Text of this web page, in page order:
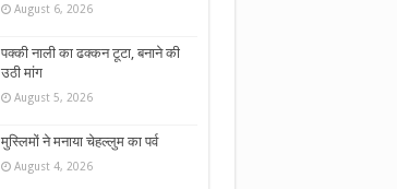
August 6, 2026
पक्की नाली का ढक्कन टूटा, बनाने की
उठी मांग
August 5, 2026
मुस्लिमों ने मनाया चेहल्लुम का पर्व
August 4, 2026